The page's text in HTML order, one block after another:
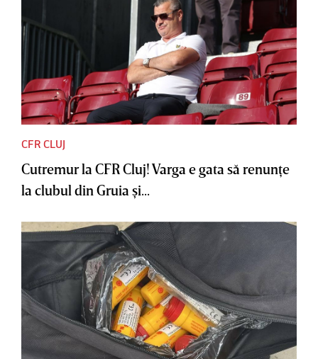
CFR CLUJ
Cutremur la CFR Cluj! Varga e gata să renunţe
la clubul din Gruia şi...